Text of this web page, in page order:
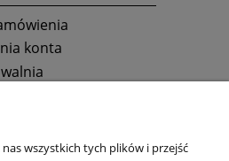
konta
wszystkich tych plików i przejść